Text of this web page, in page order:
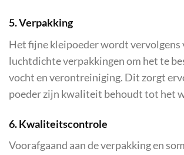
5. Verpakking
Het fijne kleipoeder wordt vervolgens
luchtdichte verpakkingen om het te
vocht en verontreiniging. Dit zorgt
poeder zijn kwaliteit behoudt tot het
6. Kwaliteitscontrole
Voorafgaand aan de verpakking en